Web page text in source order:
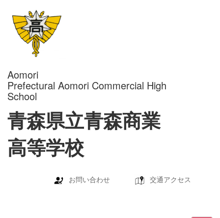
Aomori
Prefectural Aomori Commercial High
School
青森県立青森商業
高等学校
お問い合わせ 交通アクセス